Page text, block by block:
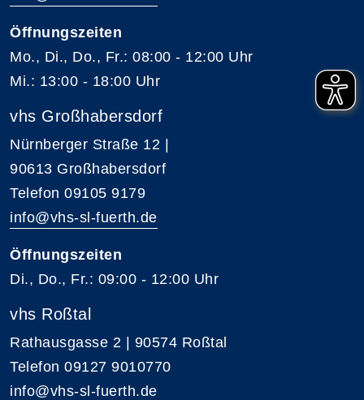
Öffnungszeiten
Mo., Di., Do., Fr.: 08:00 - 12:00 Uhr
Mi.: 13:00 - 18:00 Uhr
vhs Großhabersdorf
Nürnberger Straße 12 |
90613 Großhabersdorf
Telefon 09105 9179
info@vhs-sl-fuerth.de
Öffnungszeiten
Di., Do., Fr.: 09:00 - 12:00 Uhr
vhs Roßtal
Rathausgasse 2 | 90574 Roßtal
Telefon 09127 9010770
info@vhs-sl-fuerth.de